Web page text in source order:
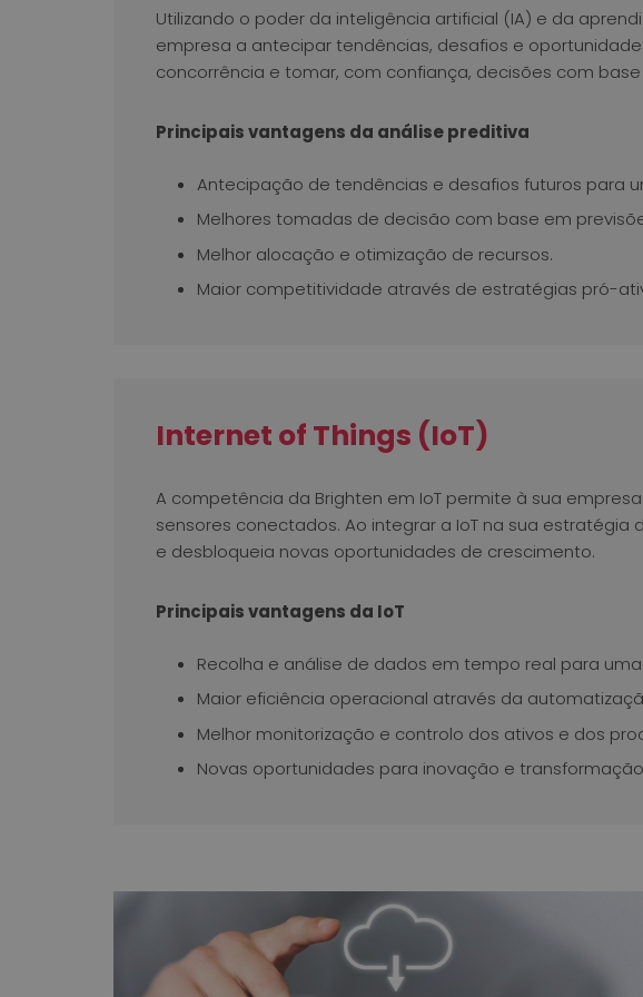
Utilizando o poder da inteligência artificial (IA) e da
empresa a antecipar tendências, desafios e
concorrência e tomar, com confiança, decisões com
Principais vantagens da análise preditiva
Antecipação de tendências e desafios futuros para
Melhores tomadas de decisão com base em
Melhor alocação e otimização de recursos.
Maior competitividade através de estratégias pró-
Internet of Things (IoT)
A competência da Brighten em IoT permite à sua
sensores conectados. Ao integrar a IoT na sua
e desbloqueia novas oportunidades de crescimento.
Principais vantagens da IoT
Recolha e análise de dados em tempo real para
Maior eficiência operacional através da
Melhor monitorização e controlo dos ativos e dos
Novas oportunidades para inovação e